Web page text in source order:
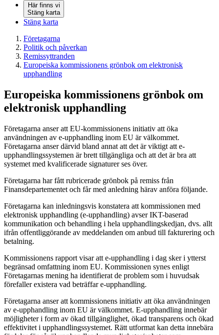
Här finns vi
Stäng karta
Stäng karta
Företagarna
Politik och påverkan
Remissyttranden
Europeiska kommissionens grönbok om elektronisk
upphandling
Europeiska kommissionens grönbok om
elektronisk upphandling
Företagarna anser att EU-kommissionens initiativ att öka
användningen av e-upphandling inom EU är välkommet.
Företagarna anser därvid bland annat att det är viktigt att e-
upphandlingssystemen är brett tillgängliga och att det är bra att
systemet med kvalificerade signaturer ses över.
Företagarna har fått rubricerade grönbok på remiss från
Finansdepartementet och får med anledning härav anföra följande.
Företagarna kan inledningsvis konstatera att kommissionen med
elektronisk upphandling (e-upphandling) avser IKT-baserad
kommunikation och behandling i hela upphandlingskedjan, dvs. allt
ifrån offentliggörande av meddelanden om anbud till fakturering och
betalning.
Kommissionens rapport visar att e-upphandling i dag sker i ytterst
begränsad omfattning inom EU. Kommissionen synes enligt
Företagarnas mening ha identifierat de problem som i huvudsak
förefaller existera vad beträffar e-upphandling.
Företagarna anser att kommissionens initiativ att öka användningen
av e-upphandling inom EU är välkommet. E-upphandling innebär
möjligheter i form av ökad tillgänglighet, ökad transparens och ökad
effektivitet i upphandlingssystemet. Rätt utformat kan detta innebära